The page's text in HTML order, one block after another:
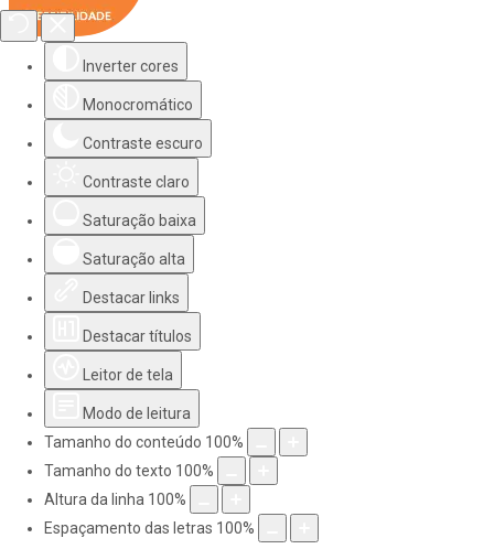
Inverter cores
Monocromático
Contraste escuro
Contraste claro
Saturação baixa
Saturação alta
Destacar links
Destacar títulos
Leitor de tela
Modo de leitura
Tamanho do conteúdo 100%
Tamanho do texto 100%
Altura da linha 100%
Espaçamento das letras 100%